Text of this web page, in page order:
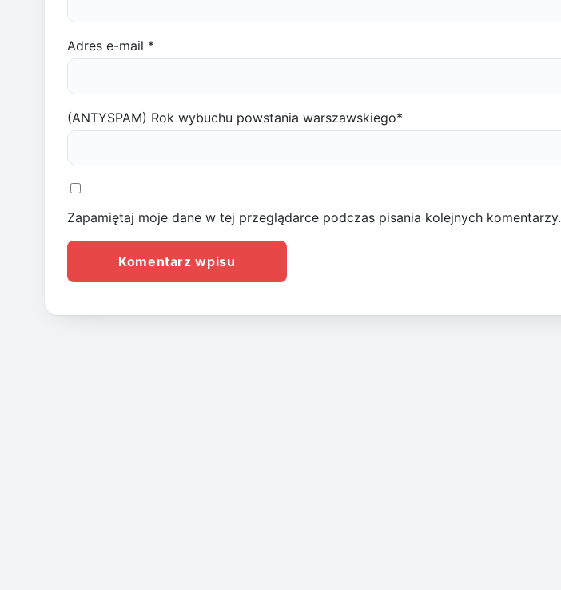
Adres e-mail *
(ANTYSPAM) Rok wybuchu powstania warszawskiego*
Zapamiętaj moje dane w tej przeglądarce podczas pisania kolejnych komentarzy.